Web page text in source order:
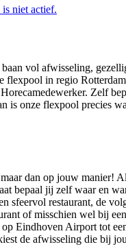
is niet actief.
vol afwisseling,
flexpool in regio
Zelf
is onze flexpool precies
dan op jouw manier!
bepaal jij zelf waar en
sfeervol restaurant, de
of misschien wel bij
Eindhoven Airport tot
de afwisseling die bij